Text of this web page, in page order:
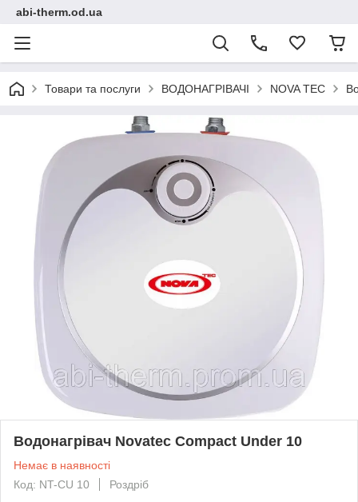
abi-therm.od.ua
Товари та послуги ВОДОНАГРІВАЧІ NOVA TEC
Водонагрівач Novatec Compact Under 10
Немає в наявності
Код: NT-CU 10
Роздріб